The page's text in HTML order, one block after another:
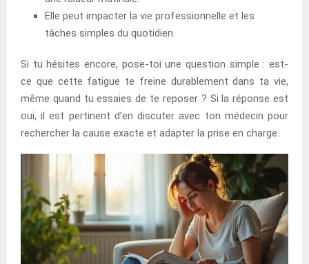
Elle peut impacter la vie professionnelle et les
tâches simples du quotidien.
Si tu hésites encore, pose-toi une question simple : est-
ce que cette fatigue te freine durablement dans ta vie,
même quand tu essaies de te reposer ? Si la réponse est
oui, il est pertinent d’en discuter avec ton médecin pour
rechercher la cause exacte et adapter la prise en charge.